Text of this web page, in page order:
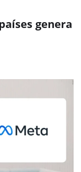
genera